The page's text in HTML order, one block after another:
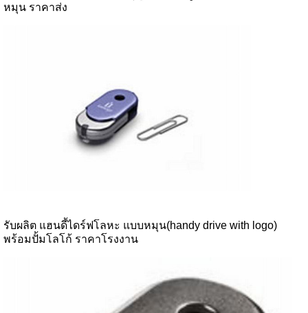
หมุน ราคาส่ง
รับผลิต แฮนดี้ไดร์ฟโลหะ แบบหมุน(handy drive with logo)
พร้อมปั้มโลโก้ ราคาโรงงาน